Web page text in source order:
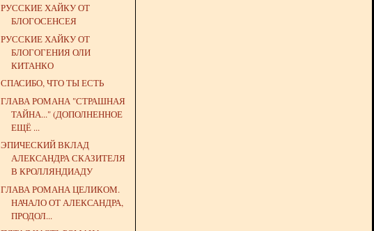
РУССКИЕ ХАЙКУ ОТ
БЛОГОСЕНСЕЯ
РУССКИЕ ХАЙКУ ОТ
БЛОГОГЕНИЯ ОЛИ
КИТАНКО
СПАСИБО, ЧТО ТЫ ЕСТЬ
ГЛАВА РОМАНА "СТРАШНАЯ
ТАЙНА..." (ДОПОЛНЕННОЕ
ЕЩЁ ...
ЭПИЧЕСКИЙ ВКЛАД
АЛЕКСАНДРА СКАЗИТЕЛЯ
В КРОЛЛЯНДИАДУ
ГЛАВА РОМАНА ЦЕЛИКОМ.
НАЧАЛО ОТ АЛЕКСАНДРА,
ПРОДОЛ...